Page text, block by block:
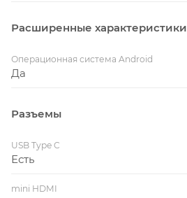
Расширенные характеристики
Операционная система Android
Да
Разъемы
USB Type C
Есть
mini HDMI